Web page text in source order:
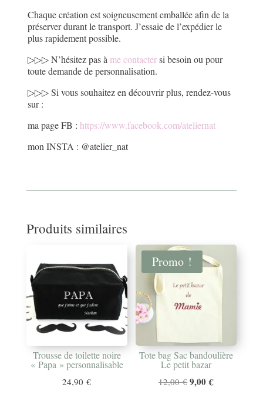
Chaque création est soigneusement emballée afin de la
préserver durant le transport. J’essaie de l’expédier le
plus rapidement possible.
▷▷▷ N’hésitez pas à me contactersi besoin ou pour
toute demande de personnalisation.
▷▷▷ Si vous souhaitez en découvrir plus, rendez-vous
sur :
ma page FB : https://www.facebook.com/ateliernat
mon INSTA : @atelier_nat
Produits similaires
Trousse de toilette noire
« Papa » personnalisable
24,90€
Promo !
Tote bag Sac bandoulière
Le petit bazar
12,00€ Le
9,00€Le